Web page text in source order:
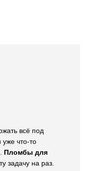
всё под
уже что-то
Пломбы для
задачу на раз.